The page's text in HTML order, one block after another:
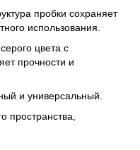
пробки сохраняет
использования.
цвета с
прочности и
и универсальный.
пространства,